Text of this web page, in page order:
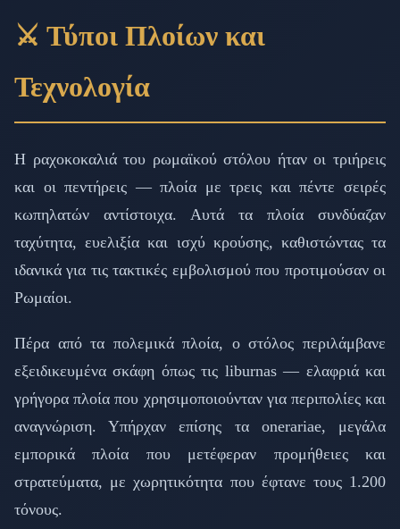
⚔️ Τύποι Πλοίων και
Τεχνολογία
Η ραχοκοκαλιά του ρωμαϊκού στόλου ήταν οι τριήρεις
και οι πεντήρεις — πλοία με τρεις και πέντε σειρές
κωπηλατών αντίστοιχα. Αυτά τα πλοία συνδύαζαν
ταχύτητα, ευελιξία και ισχύ κρούσης, καθιστώντας τα
ιδανικά για τις τακτικές εμβολισμού που προτιμούσαν οι
Ρωμαίοι.
Πέρα από τα πολεμικά πλοία, ο στόλος περιλάμβανε
εξειδικευμένα σκάφη όπως τις liburnas — ελαφριά και
γρήγορα πλοία που χρησιμοποιούνταν για περιπολίες και
αναγνώριση. Υπήρχαν επίσης τα onerariae, μεγάλα
εμπορικά πλοία που μετέφεραν προμήθειες και
στρατεύματα, με χωρητικότητα που έφτανε τους 1.200
τόνους.